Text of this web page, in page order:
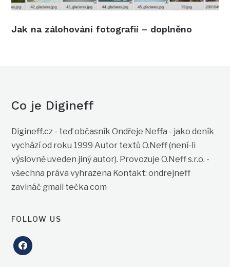
Jak na zálohování fotografií – doplněno
Co je Digineff
Digineff.cz - teď občasník Ondřeje Neffa - jako deník
vychází od roku 1999 Autor textů O.Neff (není-li
výslovně uveden jiný autor). Provozuje O.Neff s.r.o. -
všechna práva vyhrazena Kontakt: ondrejneff
zavináč gmail tečka com
FOLLOW US
facebook